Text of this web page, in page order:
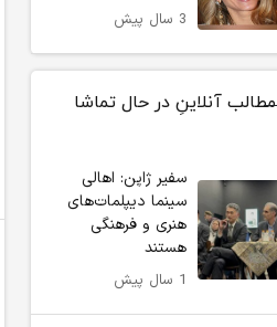
3 سال پیش
مطالب آنلاینِ در حال تماشا
سفیر ژاپن: اهالی
سینما دیپلمات‌های
هنری و فرهنگی
هستند
1 سال پیش